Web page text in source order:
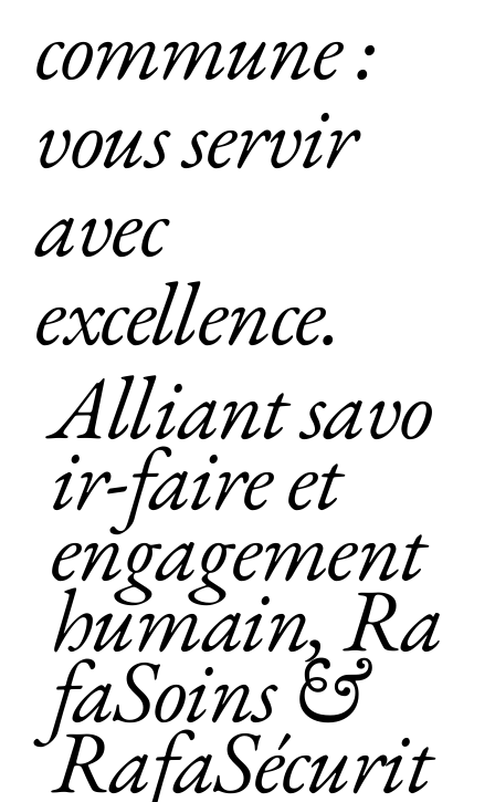
commune :
vous servir
avec
excellence.
Alliant savo
ir-faire et
engagement
humain, Ra
faSoins &
RafaSécurit